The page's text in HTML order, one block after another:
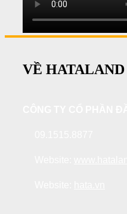
VỀ HATALAND